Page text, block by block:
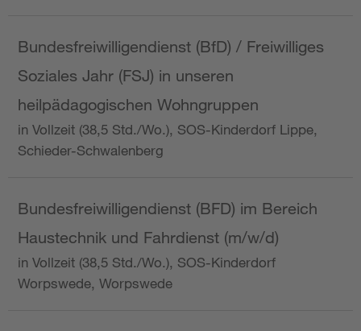
Bundesfreiwilligendienst (BfD) / Freiwilliges
Soziales Jahr (FSJ) in unseren
heilpädagogischen Wohngruppen
in Vollzeit (38,5 Std./Wo.), SOS-Kinderdorf Lippe,
Schieder-Schwalenberg
Bundesfreiwilligendienst (BFD) im Bereich
Haustechnik und Fahrdienst (m/w/d)
in Vollzeit (38,5 Std./Wo.), SOS-Kinderdorf
Worpswede, Worpswede